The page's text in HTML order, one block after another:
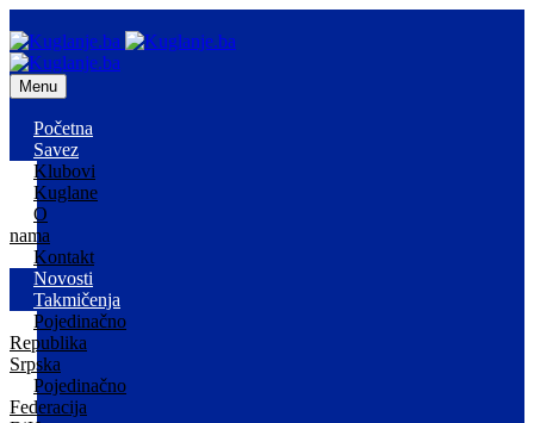
Menu
Početna
Savez
Klubovi
Kuglane
O
nama
Kontakt
Novosti
Takmičenja
Pojedinačno
Republika
Srpska
Pojedinačno
Federacija